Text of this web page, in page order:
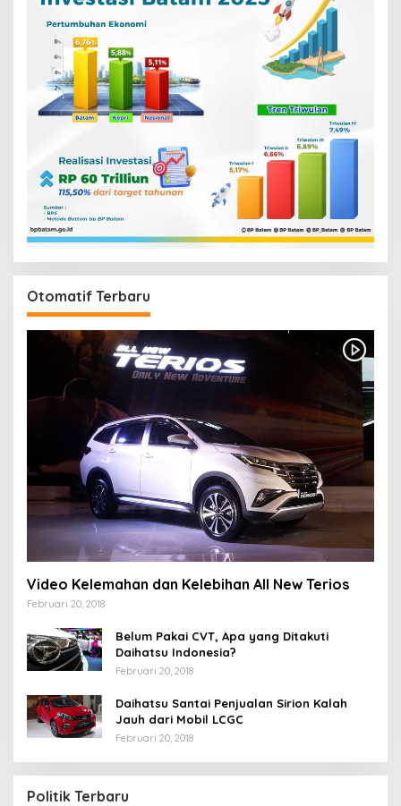
Otomatif Terbaru
Video Kelemahan dan Kelebihan All New Terios
Februari 20, 2018
Belum Pakai CVT, Apa yang Ditakuti
Daihatsu Indonesia?
Februari 20, 2018
Daihatsu Santai Penjualan Sirion Kalah
Jauh dari Mobil LCGC
Februari 20, 2018
Politik Terbaru